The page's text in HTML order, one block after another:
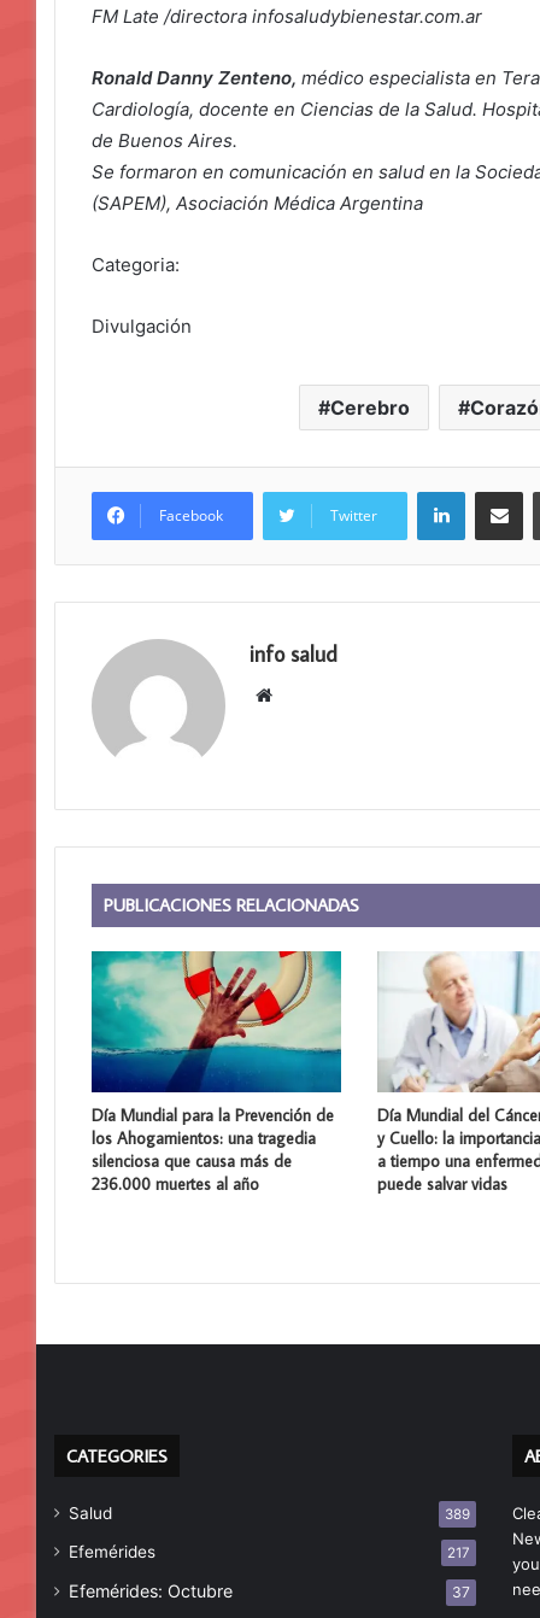
FM Late /directora infosaludybienestar.com.ar
Ronald Danny Zenteno, médico especialista en
Cardiología, docente en Ciencias de la Salud.
de Buenos Aires.
Se formaron en comunicación en salud en la
(SAPEM), Asociación Médica Argentina
Categoria:
Divulgación
Cerebro
Facebook Twitter
LinkedIn
info salud
Sitio
PUBLICACIONES RELACIONADAS
Día Mundial para la Prevención de
los Ahogamientos: una tragedia
silenciosa que causa más de
236.000 muertes al año
Día Mundial del
y Cuello: la
a tiempo una
puede salvar vidas
CATEGORIES
Salud 389
Efemérides 217
Efemérides: Octubre 37